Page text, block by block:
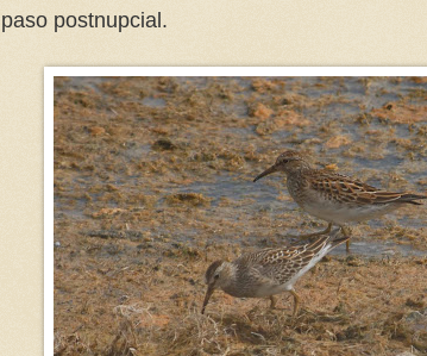
paso postnupcial.